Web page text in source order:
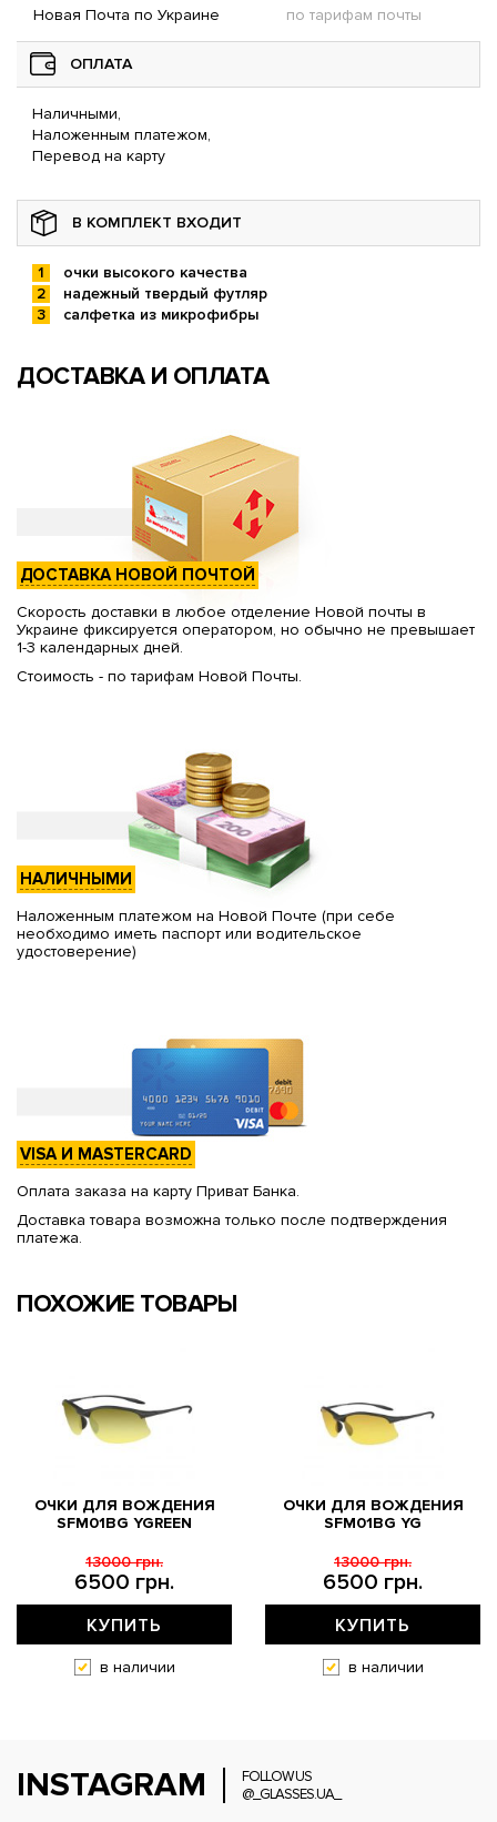
Новая Почта по Украине по тарифам почты
ОПЛАТА
Наличными,
Наложенным платежом,
Перевод на карту
В КОМПЛЕКТ ВХОДИТ
очки высокого качества
надежный твердый футляр
салфетка из микрофибры
ДОСТАВКА И ОПЛАТА
ДОСТАВКА НОВОЙ ПОЧТОЙ
Скорость доставки в любое отделение Новой почты в
Украине фиксируется оператором, но обычно не превышает
1-3 календарных дней.
Стоимость - по тарифам Новой Почты.
НАЛИЧНЫМИ
Наложенным платежом на Новой Почте (при себе
необходимо иметь паспорт или водительское
удостоверение)
VISA И MASTERCARD
Оплата заказа на карту Приват Банка.
Доставка товара возможна только после подтверждения
платежа.
ПОХОЖИЕ ТОВАРЫ
ОЧКИ ДЛЯ ВОЖДЕНИЯ
SFM01BG YGREEN
6500 грн.
13000 грн.
КУПИТЬ
в наличии
ОЧКИ ДЛЯ ВОЖДЕНИЯ
SFM01BG YG
6500 грн.
13000 грн.
КУПИТЬ
в наличии
INSTAGRAM
FOLLOW US
@_GLASSES.UA_